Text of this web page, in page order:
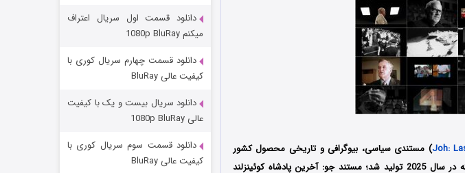
Joh:) مستندی سیاسی، بیوگرافی و تاریخی محصول کشور
استرالیا به کارگردانی کریو استندرز (Kriv Stenders) است که در سال 2025 تولید شد؛ مستند جو: آخرین پادشاه کوئینزلند
مردگان متحرک: شهر مرده ۳
دانلود قسمت اول سریال اعتراف
میکنم 1080p BluRay
دانلود قسمت چهارم سریال کوری با
کیفیت عالی BluRay
دانلود سریال بیست و یک با کیفیت
عالی 1080p BluRay
دانلود قسمت سوم سریال کوری با
کیفیت عالی BluRay